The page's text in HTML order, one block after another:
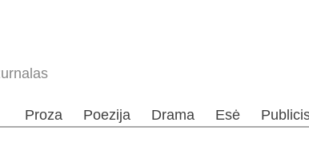
Proza Poezija Drama Esė